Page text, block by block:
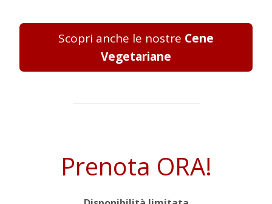
Scopri anche le nostre Cene
Vegetariane
Prenota ORA!